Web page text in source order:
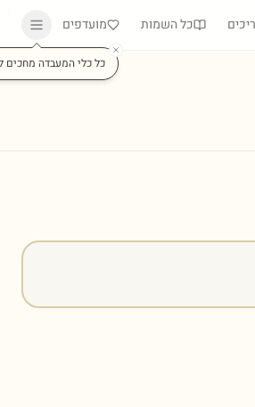
כל השמות מועדפים
כל כלי המעבדה מחכים